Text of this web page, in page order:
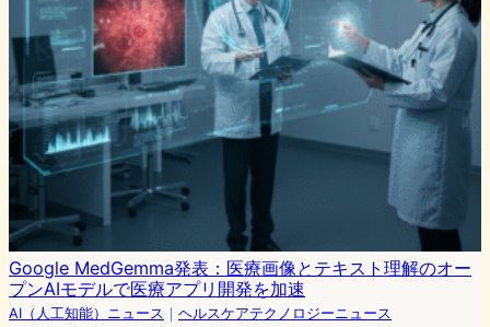
Google MedGemma発表：医療画像とテキスト理解のオー
プンAIモデルで医療アプリ開発を加速
AI（人工知能）ニュース ｜ ヘルスケアテクノロジーニュース